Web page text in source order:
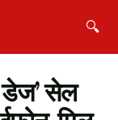
🔍
सेल